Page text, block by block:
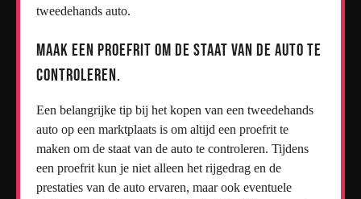
tweedehands auto.
Maak een proefrit om de staat van de auto te
controleren.
Een belangrijke tip bij het kopen van een tweedehands
auto op een marktplaats is om altijd een proefrit te
maken om de staat van de auto te controleren. Tijdens
een proefrit kun je niet alleen het rijgedrag en de
prestaties van de auto ervaren, maar ook eventuele